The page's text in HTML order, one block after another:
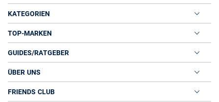
KATEGORIEN
TOP-MARKEN
GUIDES/RATGEBER
ÜBER UNS
FRIENDS CLUB